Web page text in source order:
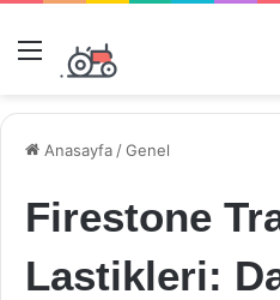
Menü
Anasayfa /Genel
Firestone
Lastikleri: